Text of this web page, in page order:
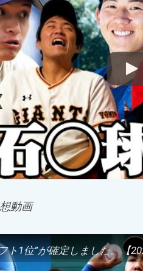
動画
ト1位”が確定しました。【